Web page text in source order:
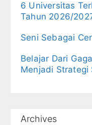
6 Universitas
Tahun 2026/
Seni Sebagai
Belajar Dari
Menjadi Strategi
Archives